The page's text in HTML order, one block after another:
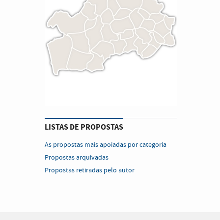
LISTAS DE PROPOSTAS
As propostas mais apoiadas por categoria
Propostas arquivadas
Propostas retiradas pelo autor